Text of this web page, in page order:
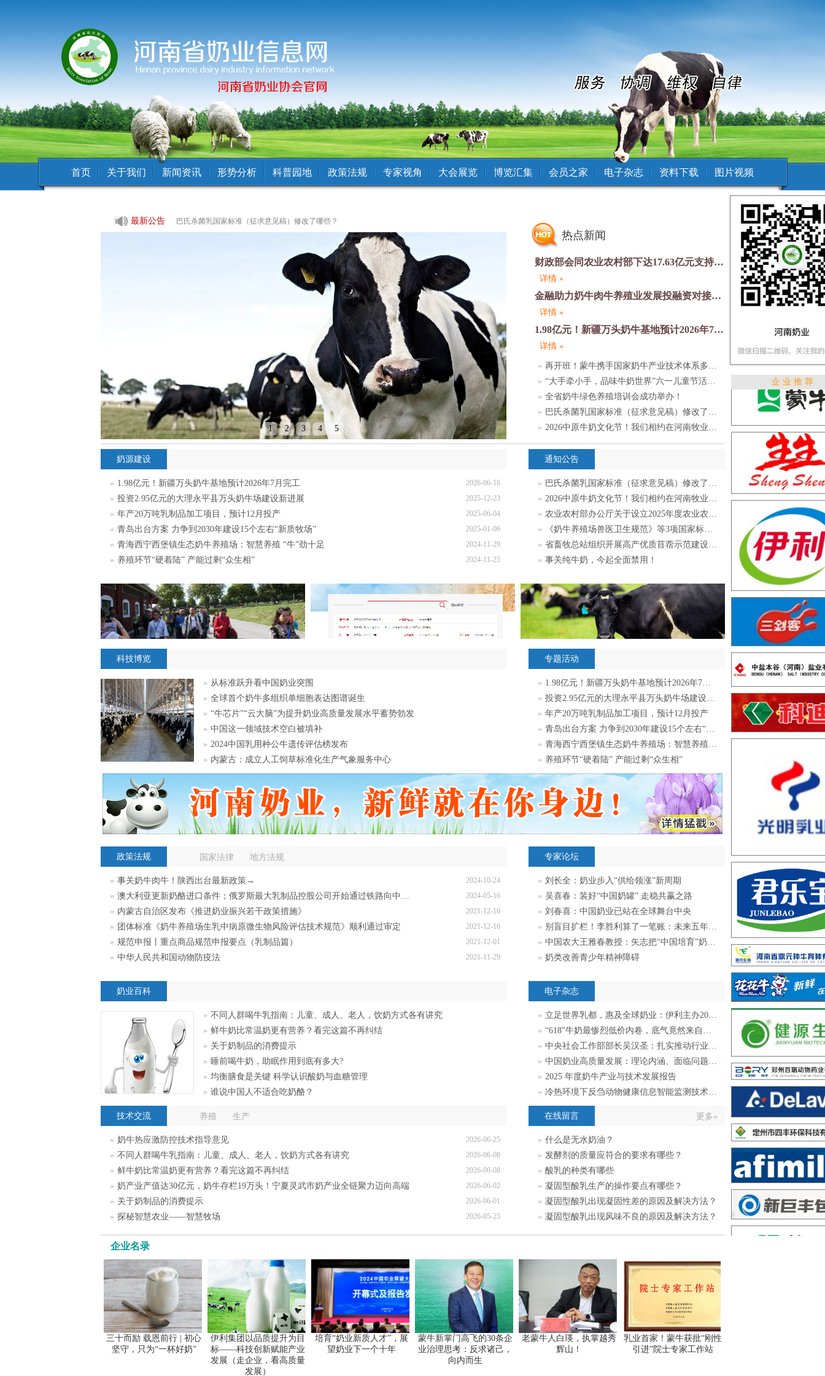
首页 关于我们 新闻资讯 形势分析 科普园地 政策法规 专家视角 大会展览 博览汇集 会员之家 电子杂志 资料下载 图片视频
企 业 推 荐
最新公告 巴氏杀菌乳国家标准（征求意见稿）修改了哪些？
1 2 3 4 5
热点新闻
财政部会同农业农村部下达17.63亿元支持农业防灾减灾
详情 »
金融助力奶牛肉牛养殖业发展投融资对接活动在郑州举办
详情 »
1.98亿元！新疆万头奶牛基地预计2026年7月完工
详情 »
» 再开班！蒙牛携手国家奶牛产业技术体系多维度培养奶业人才
» “大手牵小手，品味牛奶世界”六一儿童节活动圆满落幕！
» 全省奶牛绿色养殖培训会成功举办！
» 巴氏杀菌乳国家标准（征求意见稿）修改了哪些？
» 2026中原牛奶文化节！我们相约在河南牧业经济学院
奶源建设
2026-06-16
» 1.98亿元！新疆万头奶牛基地预计2026年7月完工
2025-12-23
» 投资2.95亿元的大理永平县万头奶牛场建设新进展
2025-06-04
» 年产20万吨乳制品加工项目，预计12月投产
2025-01-06
» 青岛出台方案 力争到2030年建设15个左右“新质牧场”
2024-11-29
» 青海西宁西堡镇生态奶牛养殖场：智慧养殖 “牛”劲十足
2024-11-25
» 养殖环节“硬着陆” 产能过剩“众生相”
通知公告
» 巴氏杀菌乳国家标准（征求意见稿）修改了哪些？
» 2026中原牛奶文化节！我们相约在河南牧业经济学院
» 农业农村部办公厅关于设立2025年度农业农村部现代农业科技试验示范基地的通知
»
《奶牛养殖场兽医卫生规范》等3项国家标准文本发布
» 省畜牧总站组织开展高产优质苜蓿示范建设项目调研与技术指导
» 事关纯牛奶，今起全面禁用！
科技博览
» 从标准跃升看中国奶业突围
» 全球首个奶牛多组织单细胞表达图谱诞生
» “牛芯片”“云大脑”为提升奶业高质量发展水平蓄势勃发
» 中国这一领域技术空白被填补
» 2024中国乳用种公牛遗传评估榜发布
» 内蒙古：成立人工饲草标准化生产气象服务中心
专题活动
» 1.98亿元！新疆万头奶牛基地预计2026年7月完工
» 投资2.95亿元的大理永平县万头奶牛场建设新进展
» 年产20万吨乳制品加工项目，预计12月投产
» 青岛出台方案 力争到2030年建设15个左右“新质牧场”
» 青海西宁西堡镇生态奶牛养殖场：智慧养殖 “牛”劲十足
» 养殖环节“硬着陆” 产能过剩“众生相”
政策法规 国家法律 地方法规
2024-10-24
» 事关奶牛肉牛！陕西出台最新政策→
2024-05-16
» 澳大利亚更新奶酪进口条件；俄罗斯最大乳制品控股公司开始通过铁路向中国供应牛奶；立陶宛拟修订奶油和奶油制品质量法规
2021-12-16
» 内蒙古自治区发布《推进奶业振兴若干政策措施》
2021-12-16
» 团体标准《奶牛养殖场生乳中病原微生物风险评估技术规范》顺利通过审定
2021-12-01
» 规范申报丨重点商品规范申报要点（乳制品篇）
2021-11-29
» 中华人民共和国动物防疫法
专家论坛
» 刘长全：奶业步入“供给领涨”新周期
» 吴喜春：装好“中国奶罐” 走稳共赢之路
» 刘春喜：中国奶业已站在全球舞台中央
» 别盲目扩栏！李胜利算了一笔账：未来五年年均只需新增10万头奶牛
» 中国农大王雅春教授：矢志把“中国培育”奶牛送上国际PK台
» 奶类改善青少年精神障碍
奶业百科
» 不同人群喝牛乳指南：儿童、成人、老人，饮奶方式各有讲究
» 鲜牛奶比常温奶更有营养？看完这篇不再纠结
» 关于奶制品的消费提示
» 睡前喝牛奶，助眠作用到底有多大?
» 均衡膳食是关键 科学认识酸奶与血糖管理
» 谁说中国人不适合吃奶酪？
电子杂志
» 立足世界乳都，惠及全球奶业：伊利主办2026年世界奶业大会可持续发展论坛，发出后2030共创美好时代强音
» “618”牛奶最惨烈低价内卷，底气竟然来自上游持续低位的生鲜乳成本？
» 中央社会工作部部长吴汉圣：扎实推动行业协会商会深化改革迈出新步伐
» 中国奶业高质量发展：理论内涵、面临问题与重点任务
» 2025 年度奶牛产业与技术发展报告
» 冷热环境下反刍动物健康信息智能监测技术研究进展
技术交流 养殖 生产
2026-06-25
» 奶牛热应激防控技术指导意见
2026-06-08
» 不同人群喝牛乳指南：儿童、成人、老人，饮奶方式各有讲究
2026-06-08
» 鲜牛奶比常温奶更有营养？看完这篇不再纠结
2026-06-02
» 奶产业产值达30亿元，奶牛存栏19万头！宁夏灵武市奶产业全链聚力迈向高端
2026-06-01
» 关于奶制品的消费提示
2026-05-25
» 探秘智慧农业——智慧牧场
在线留言 更多»
» 什么是无水奶油？
» 发酵剂的质量应符合的要求有哪些？
» 酸乳的种类有哪些
» 凝固型酸乳生产的操作要点有哪些？
» 凝固型酸乳出现凝固性差的原因及解决方法？
» 凝固型酸乳出现风味不良的原因及解决方法？
企业名录
三十而励 载恩前行 | 初心
坚守，只为“一杯好奶”
伊利集团以品质提升为目
标——科技创新赋能产业
发展（走企业，看高质量
发展）
培育“奶业新质人才”，展
望奶业下一个十年
蒙牛新掌门高飞的30条企
业治理思考：反求诸己，
向内而生
老蒙牛人白瑛，执掌越秀
辉山！
乳业首家！蒙牛获批“刚性
引进”院士专家工作站